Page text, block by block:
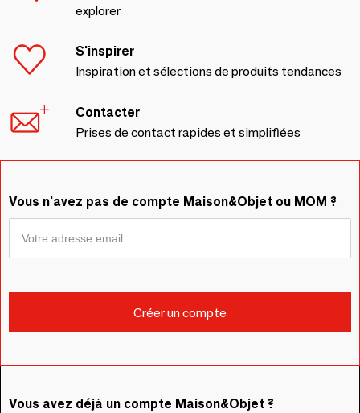
explorer
S'inspirer
Inspiration et sélections de produits tendances
Contacter
Prises de contact rapides et simplifiées
Vous n'avez pas de compte Maison&Objet ou MOM ?
Vous avez déjà un compte Maison&Objet ?